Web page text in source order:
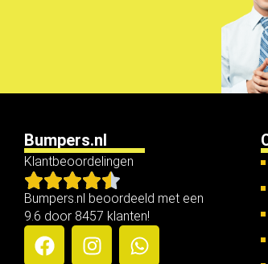
Bumpers.nl
Klantbeoordelingen
Bumpers.nl beoordeeld met een
9.6 door 8457 klanten!